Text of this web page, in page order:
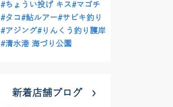
#ちょうい投げ キス#マゴチ
#タコ#鮎ルアー#サビキ釣り
#アジング#りんくう釣り護岸
#清水港 海づり公園
新着店舗ブログ